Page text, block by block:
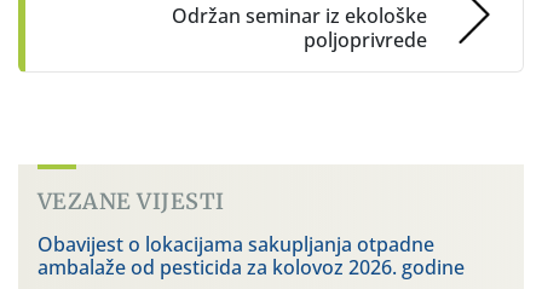
Održan seminar iz ekološke
poljoprivrede
VEZANE VIJESTI
Obavijest o lokacijama sakupljanja otpadne
ambalaže od pesticida za kolovoz 2026. godine